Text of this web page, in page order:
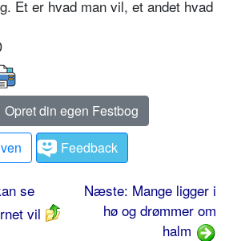
Et er hvad man vil, et andet hvad
Opret din egen Festbog
Feedback
se
vil
Næste: Mange ligger i
hø og drømmer om
halm